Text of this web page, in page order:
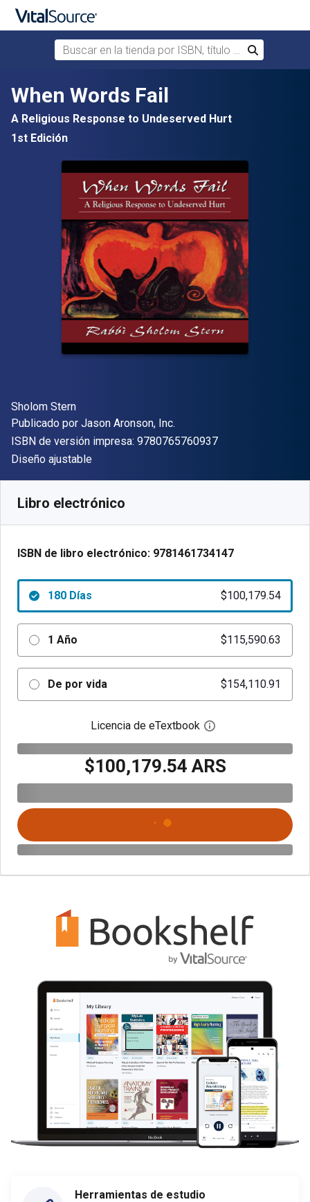
Saltar al contenido principal
Buscar en la tienda por ISBN, título o autor
Buscar
When Words Fail
A Religious Response to Undeserved Hurt
1st Edición
Autor(es)
Sholom Stern
Editor
Publicado por Jason Aronson, Inc.
ISBN de versión impresa: 9780765760937"ISBN-13
Formato
Diseño ajustable
Libro electrónico
ISBN de libro electrónico: 9781461734147
180 Días $100,179.54
1 Año $115,590.63
De por vida $154,110.91
Licencia de eTextbook Abre el cuadro de
$100,179.54 ARS
Herramientas de estudio